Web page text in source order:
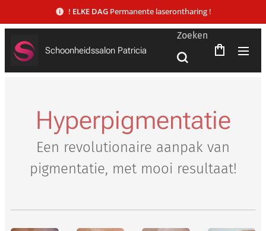
! ELKE DAGPermanente laserontharing !
Schoonheidssalon Patricia
Zoeken
Hyperpigmentatie
Een revolutionaire aanpak van
pigmentatie, met mooi resultaat!